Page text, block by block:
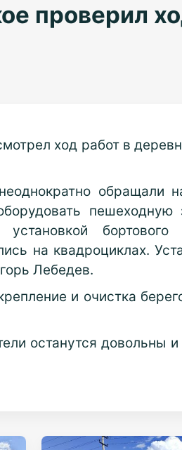
проверил
ход работ в
обращали
на квадроциклах.
Лебедев.
и очистка
останутся довольны